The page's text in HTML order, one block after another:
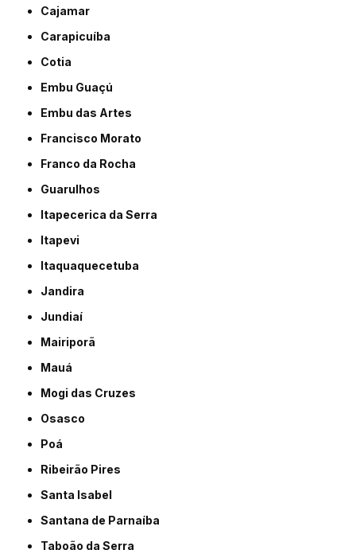
Cajamar
Carapicuíba
Cotia
Embu Guaçú
Embu das Artes
Francisco Morato
Franco da Rocha
Guarulhos
Itapecerica da Serra
Itapevi
Itaquaquecetuba
Jandira
Jundiaí
Mairiporã
Mauá
Mogi das Cruzes
Osasco
Poá
Ribeirão Pires
Santa Isabel
Santana de Parnaíba
Taboão da Serra